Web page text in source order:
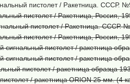
пистолет / Ракетница. СССР.
пистолет / Ракетница, Россия,
пистолет / Ракетница. СССР.
пистолет / Ракетница, Россия,
сигнальный пистолет / ракетница
сигнальный пистолет / ракетница
пистолет / ракетница образца
/ ракетница ORION 25 мм. (4